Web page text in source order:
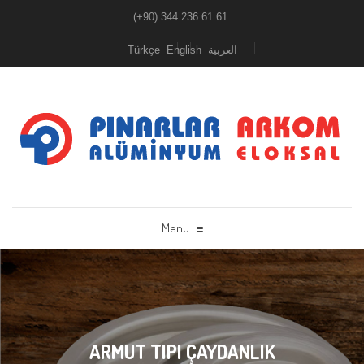
(+90) 344 236 61 61
Türkçe English العربية
Menu ≡
ARMUT TIPI ÇAYDANLIK